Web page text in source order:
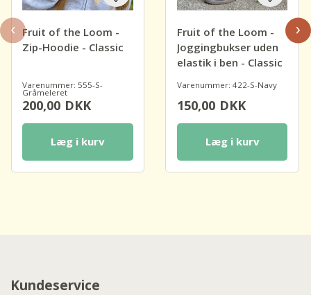
Fruit of the Loom -
Zip-Hoodie - Classic
Varenummer: 555-S-
Gråmeleret
200,00DKK
Læg i kurv
Fruit of the Loom -
Joggingbukser uden
elastik i ben - Classic
Varenummer: 422-S-Navy
150,00DKK
Læg i kurv
‹ ›
Kundeservice